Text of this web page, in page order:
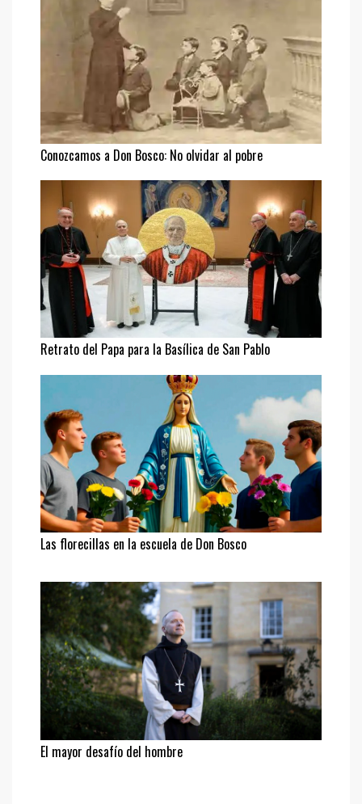
Conozcamos a Don Bosco: No olvidar al pobre
Retrato del Papa para la Basílica de San Pablo
Las florecillas en la escuela de Don Bosco
El mayor desafío del hombre